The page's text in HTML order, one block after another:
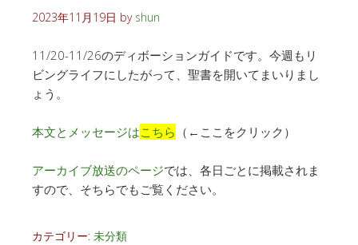
2023年11月19日 by shun
11/20-11/26のディボーションガイドです。今週もリ
ビングライフにしたがって、聖書を開いてまいりまし
ょう。
本文とメッセージはこちら （←ここをクリック）
アーカイブ放送のページでは、各日ごとに掲載されま
すので、そちらでもご覧ください。
カテゴリー: 未分類